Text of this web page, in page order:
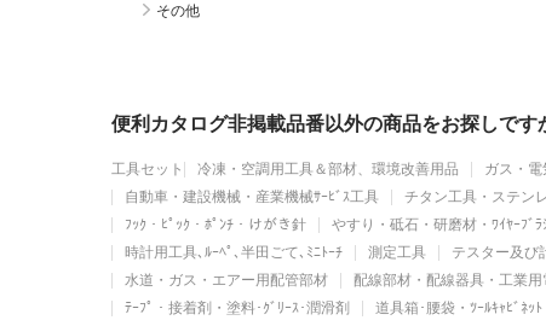
その他
便利カタログ非掲載品番以外の商品をお探しです
工具セット 冷凍・空調用工具＆部材、環境改善用品 ガス・
自動車・建設機械・産業機械ｻｰﾋﾞｽ工具
チタン工具・ステン
ﾌｯｸ・ﾋﾟｯｸ・ﾎﾟﾝﾁ・けがき針
やすり・砥石・研磨材・ﾜｲﾔｰﾌﾞﾗ
時計用工具､ﾙｰﾍﾟ､半田ごて､ﾐﾆﾄｰﾁ
測定工具 テスター及び
水道・ガス・エアー用配管部材
配線部材・配線器具・工業用
ﾃｰﾌﾟ・接着剤・塗料･ｸﾞﾘｰｽ･潤滑剤
道具箱･腰袋・ﾂｰﾙｷｬﾋﾞﾈｯ